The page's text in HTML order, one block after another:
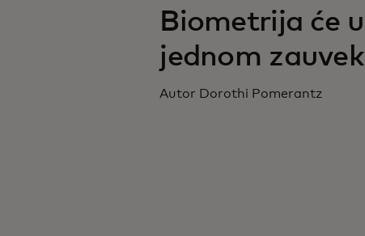
Biometrija će
jednom zauvek
Autor Dorothi Pomerantz